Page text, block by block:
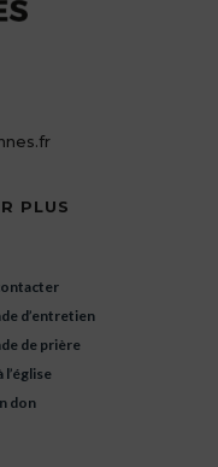
PLUS
d’entretien
de prière
l’église
don